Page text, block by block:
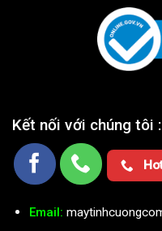
Kết nối với chúng tôi :
Email: